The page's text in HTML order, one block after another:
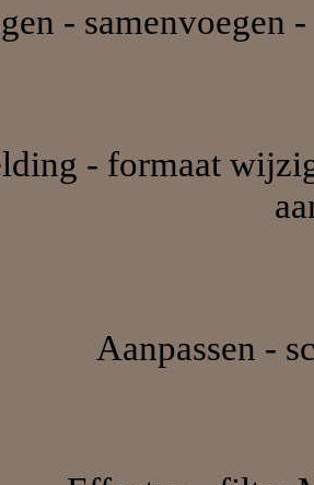
- samenvoegen
- formaat
Aanpassen -